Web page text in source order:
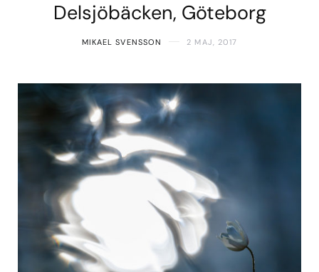
Delsjöbäcken, Göteborg
MIKAEL SVENSSON 2 MAJ, 2017